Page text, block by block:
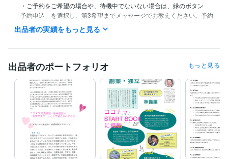
・ご予約をご希望の場合や、待機中でないない場合は、緑のボタン
「予約申込」を選択し、第3希望までメッセージでお教えください。予約
日時を設定させていただきます。(こちらを選択いただいた場合、すぐに
電話をおかけすることはできません。)
ただきますので、少しお時間を頂戴する場合があります。
○翻訳依頼
いつでもご連絡、ご購入ください。
お返事できる時に返信いたします。
経験職種
管理 / 知的財産・特許 経験年数 : 4年
人事 / 制度企画・組織開発 経験年数 : 5年
資格・検定
出品者の実績をもっと見る
出品者のポートフォリオ もっと見る